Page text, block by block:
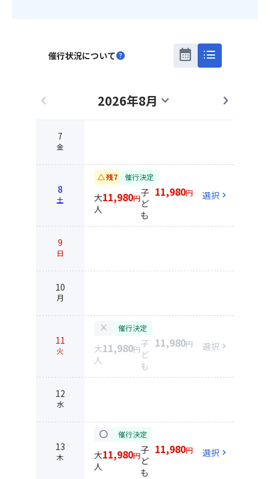
催行状況についてhelp calendar_month list
chevron_left 2026年8月 expand_more chevron_right
7
金
8
土
change_history残7 催行決定
大
人
11,980円子
ど
も
11,980円 選択 chevron_right
9
日
10
月
11
火
close 催行決定
大
人
11,980円子
ど
も
11,980円 選択 chevron_right
12
水
13
木
circle 催行決定
大
人
11,980円子
ど
も
11,980円 選択 chevron_right